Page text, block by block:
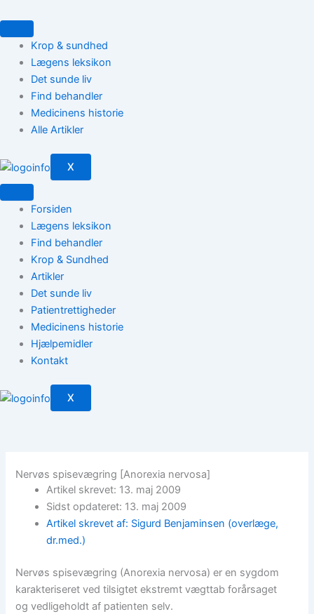
til
indholdetKrop & sundhed
Lægens leksikon
Det sunde liv
Find behandler
Medicinens historie
Alle Artikler
X
Forsiden
Lægens leksikon
Find behandler
Krop & Sundhed
Artikler
Det sunde liv
Patientrettigheder
Medicinens historie
Hjælpemidler
Kontakt
X
Nervøs spisevægring [Anorexia nervosa]
Artikel skrevet: 13. maj 2009
Sidst opdateret: 13. maj 2009
Artikel skrevet af: Sigurd Benjaminsen (overlæge,
dr.med.)
Nervøs spisevægring (Anorexia nervosa) er en sygdom
karakteriseret ved tilsigtet ekstremt vægttab forårsaget
og vedligeholdt af patienten selv.